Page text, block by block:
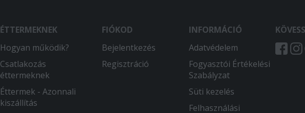
ÉTTERMEKNEK
Hogyan működik?
Csatlakozás
éttermeknek
Éttermek - Azonnali
kiszállítás
FIÓKOD
Bejelentkezés
Regisztráció
INFORMÁCIÓ
Adatvédelem
Fogyasztói Értékelési
Szabályzat
Süti kezelés
Felhasználási